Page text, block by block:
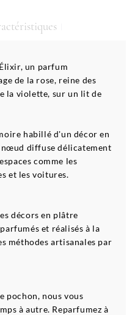
un parfum
de la rose, reine des
la violette, sur un lit de
habillé d'un décor en
diffuse délicatement
comme les
et les voitures.
décors en plâtre
et réalisés à la
méthodes artisanales par
pochon, nous vous
à autre. Reparfumez à